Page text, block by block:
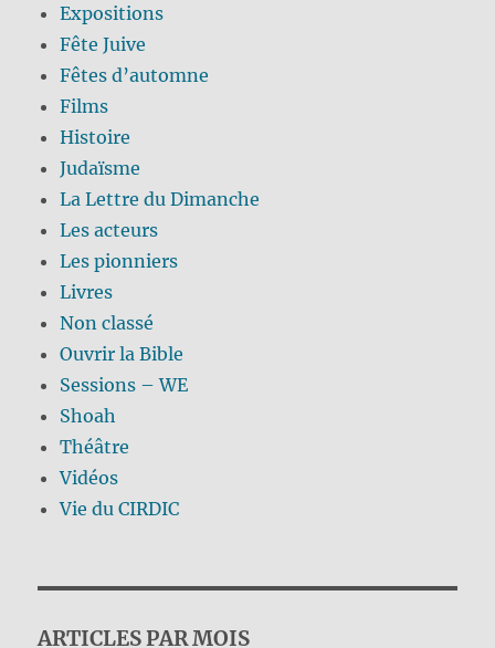
Expositions
Fête Juive
Fêtes d’automne
Films
Histoire
Judaïsme
La Lettre du Dimanche
Les acteurs
Les pionniers
Livres
Non classé
Ouvrir la Bible
Sessions – WE
Shoah
Théâtre
Vidéos
Vie du CIRDIC
ARTICLES PAR MOIS